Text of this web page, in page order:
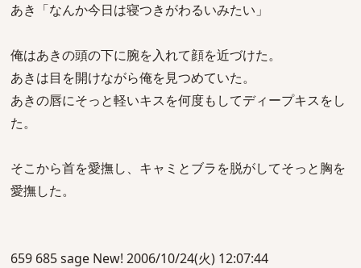
あき「なんか今日は寝つきがわるいみたい」
俺はあきの頭の下に腕を入れて顔を近づけた。
あきは目を開けながら俺を見つめていた。
あきの唇にそっと軽いキスを何度もしてディープキスをし
た。
そこから首を愛撫し、キャミとブラを脱がしてそっと胸を
愛撫した。
659 685 sage New! 2006/10/24(火) 12:07:44